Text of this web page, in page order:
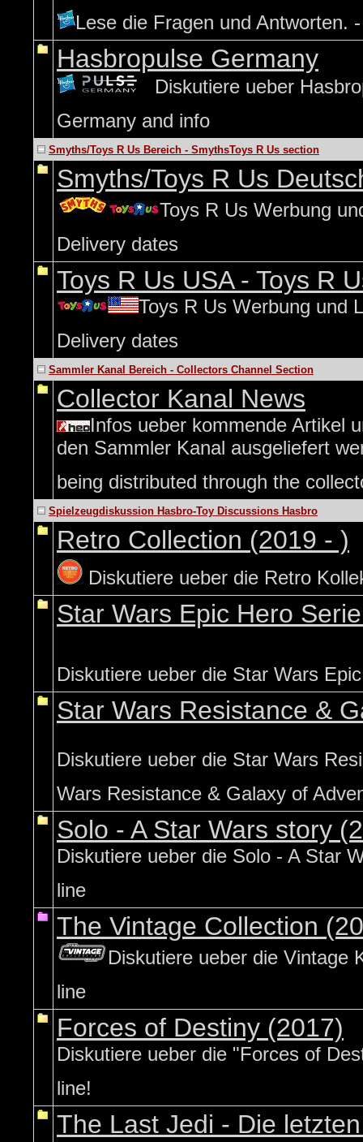
Lese die Fragen und Antworten.
Hasbropulse Germany
Diskutiere ueber
Germany and info
Smyths/Toys R Us Bereich - SmythsToys R Us section
Smyths/Toys R Us
Toys R Us Werbung
Delivery dates
Toys R Us USA - Toys R
Toys R Us Werbung und
Delivery dates
Sammler Kanal Bereich - Collectors Channel Section
Collector Kanal News
Infos ueber kommende Artikel
den Sammler Kanal ausgeliefert
being distributed through the
Spielzeugdiskussion Hasbro-Toy Discussions Hasbro
Retro Collection (2019 - )
Diskutiere ueber die Retro
Star Wars Epic Hero
Diskutiere ueber die Star Wars
Star Wars Resistance &
Diskutiere ueber die Star Wars
Wars Resistance & Galaxy of
Solo - A Star Wars story
Diskutiere ueber die Solo - A Star
line
The Vintage Collection
Diskutiere ueber die Vintage
line
Forces of Destiny (2017)
Diskutiere ueber die "Forces of
line!
The Last Jedi - Die